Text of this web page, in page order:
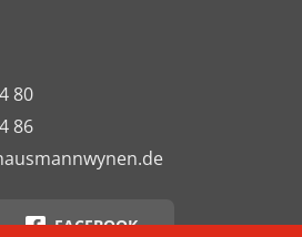
80
86
FACEBOOK